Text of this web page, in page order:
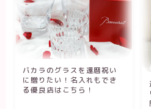
バカラのグラスを還暦祝い
に贈りたい！名入れもでき
る優良店はこちら！